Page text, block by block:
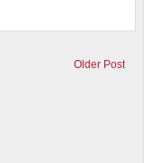
Older Post